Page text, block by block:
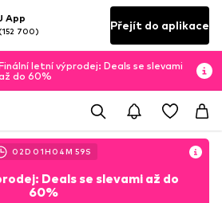
App
(152 700) Přejít do aplikace
letní výprodej: Deals se slevami
do 60%
02D 01H 04M 57S
Deals se slevami až do
60%